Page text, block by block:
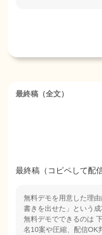
最終稿（全文）
最終稿（コピペして配
無料デモを用意した理
書きを出せた」という成
無料デモでできるのは
名10案や圧縮、配信OK